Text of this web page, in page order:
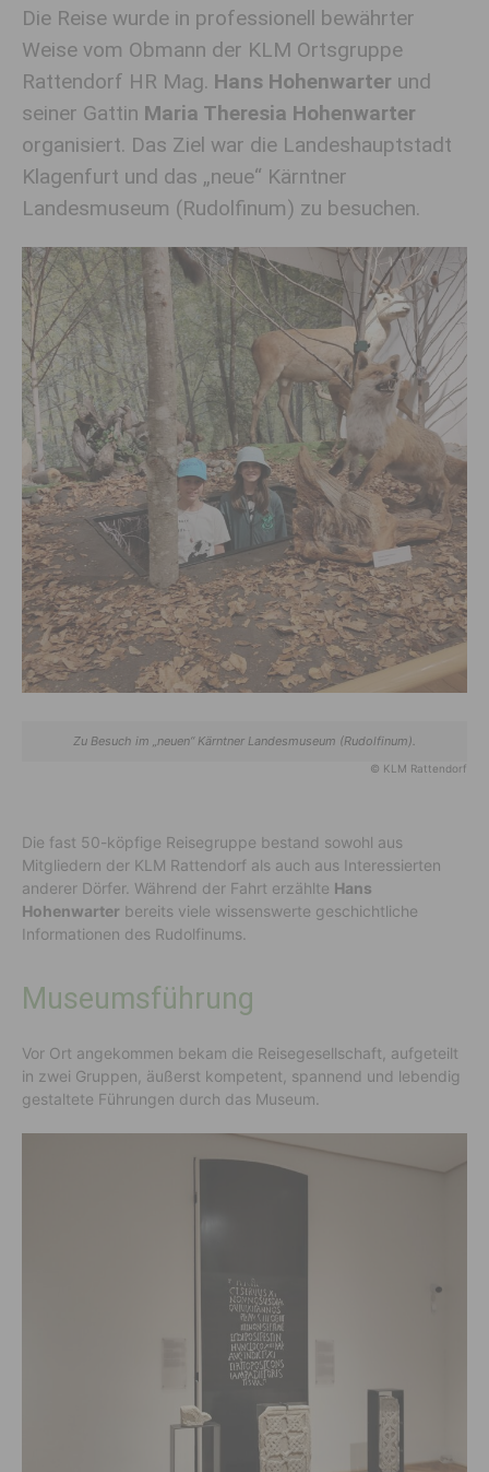
Die Reise wurde in professionell bewährter
Weise vom Obmann der KLM Ortsgruppe
Rattendorf HR Mag. Hans Hohenwarter und
seiner Gattin Maria Theresia Hohenwarter
organisiert. Das Ziel war die Landeshauptstadt
Klagenfurt und das „neue“ Kärntner
Landesmuseum (Rudolfinum) zu besuchen.
Zu Besuch im „neuen“ Kärntner Landesmuseum (Rudolfinum).
© KLM Rattendorf
Die fast 50-köpfige Reisegruppe bestand sowohl aus
Mitgliedern der KLM Rattendorf als auch aus Interessierten
anderer Dörfer. Während der Fahrt erzählte Hans
Hohenwarter bereits viele wissenswerte geschichtliche
Informationen des Rudolfinums.
Museumsführung
Vor Ort angekommen bekam die Reisegesellschaft, aufgeteilt
in zwei Gruppen, äußerst kompetent, spannend und lebendig
gestaltete Führungen durch das Museum.